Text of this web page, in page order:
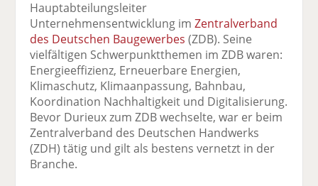
e
n
n
Hauptabteilungsleiter
Unternehmensentwicklung imZentralverband
des Deutschen Baugewerbes (ZDB). Seine
vielfältigen Schwerpunktthemen im ZDB waren:
Energieeffizienz, Erneuerbare Energien,
Klimaschutz, Klimaanpassung, Bahnbau,
Koordination Nachhaltigkeit und Digitalisierung.
Bevor Durieux zum ZDB wechselte, war er beim
Zentralverband des Deutschen Handwerks
(ZDH) tätig und gilt als bestens vernetzt in der
Branche.